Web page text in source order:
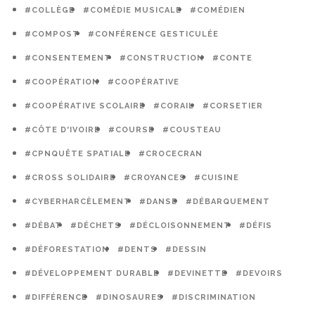
#COLLÈGE #COMÉDIE MUSICALE #COMÉDIEN
#COMPOST #CONFÉRENCE GESTICULÉE
#CONSENTEMENT #CONSTRUCTION #CONTE
#COOPÉRATION #COOPÉRATIVE
#COOPÉRATIVE SCOLAIRE #CORAIL #CORSETIER
#CÔTE D'IVOIRE #COURSE #COUSTEAU
#CPNQUÊTE SPATIALE #CROCECRAN
#CROSS SOLIDAIRE #CROYANCES #CUISINE
#CYBERHARCÈLEMENT #DANSE #DÉBARQUEMENT
#DÉBAT #DÉCHETS #DÉCLOISONNEMENT #DÉFIS
#DÉFORESTATION #DENTS #DESSIN
#DÉVELOPPEMENT DURABLE #DEVINETTE #DEVOIRS
#DIFFÉRENCE #DINOSAURES #DISCRIMINATION